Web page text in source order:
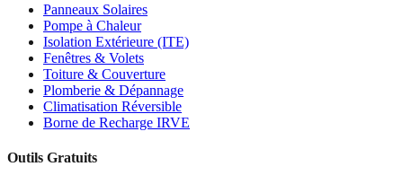
Panneaux Solaires
Pompe à Chaleur
Isolation Extérieure (ITE)
Fenêtres & Volets
Toiture & Couverture
Plomberie & Dépannage
Climatisation Réversible
Borne de Recharge IRVE
Outils Gratuits